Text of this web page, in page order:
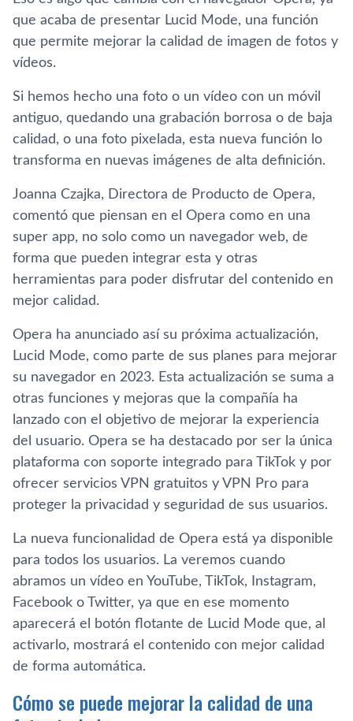
que acaba de presentar Lucid Mode, una función
que permite mejorar la calidad de imagen de fotos y
vídeos.
Si hemos hecho una foto o un vídeo con un móvil
antiguo, quedando una grabación borrosa o de baja
calidad, o una foto pixelada, esta nueva función lo
transforma en nuevas imágenes de alta definición.
Joanna Czajka, Directora de Producto de Opera,
comentó que piensan en el Opera como en una
super app, no solo como un navegador web, de
forma que pueden integrar esta y otras
herramientas para poder disfrutar del contenido en
mejor calidad.
Opera ha anunciado así su próxima actualización,
Lucid Mode, como parte de sus planes para mejorar
su navegador en 2023. Esta actualización se suma a
otras funciones y mejoras que la compañía ha
lanzado con el objetivo de mejorar la experiencia
del usuario. Opera se ha destacado por ser la única
plataforma con soporte integrado para TikTok y por
ofrecer servicios VPN gratuitos y VPN Pro para
proteger la privacidad y seguridad de sus usuarios.
La nueva funcionalidad de Opera está ya disponible
para todos los usuarios. La veremos cuando
abramos un vídeo en YouTube, TikTok, Instagram,
Facebook o Twitter, ya que en ese momento
aparecerá el botón flotante de Lucid Mode que, al
activarlo, mostrará el contenido con mejor calidad
de forma automática.
Cómo se puede mejorar la calidad de una